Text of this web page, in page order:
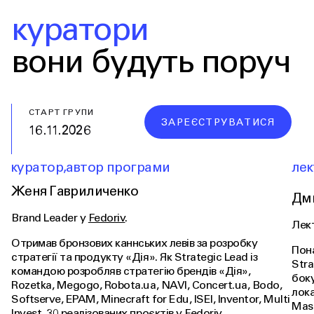
куратори
вони будуть поруч
СТАРТ ГРУПИ
16.11.2026
ЗАРЕЄСТРУВАТИСЯ
куратор,автор програми
Женя Гавриличенко
Brand Leader у Fedoriv.
Отримав бронзових каннських левів за розробку
стратегії та продукту «Дія». Як Strategic Lead із
командою розробляв стратегію брендів «Дія»,
Rozetka, Megogo, Robota.ua, NAVI, Concert.ua, Bodo,
Softserve, EPAM, Minecraft for Edu, ISEI, Inventor, Multi